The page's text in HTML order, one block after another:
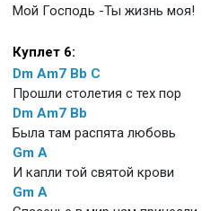
Мой Господь -Ты жизнь моя!
Куплет 6:
Dm Am7 Bb C
Прошли столетия с тех пор
Dm Am7 Bb
Была там распята любовь
Gm A
И капли той святой крови
Gm A